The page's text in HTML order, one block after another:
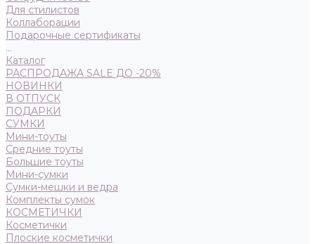
Для стилистов
Коллаборации
Подарочные сертификаты
...
Каталог
РАСПРОДАЖА SALE ДО -20%
НОВИНКИ
В ОТПУСК
ПОДАРКИ
СУМКИ
Мини-тоуты
Средние тоуты
Большие тоуты
Мини-сумки
Сумки-мешки и ведра
Комплекты сумок
КОСМЕТИЧКИ
Косметички
Плоские косметички